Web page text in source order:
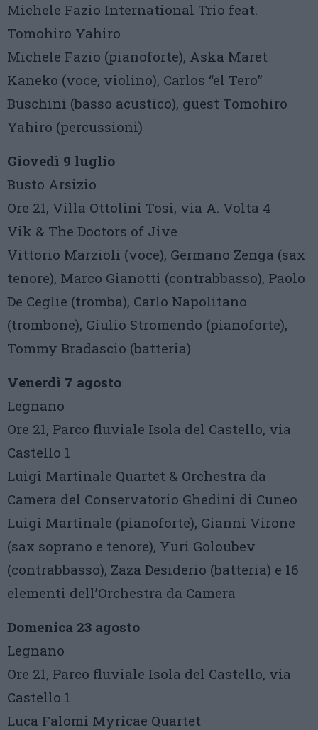
Michele Fazio International Trio feat.
Tomohiro Yahiro
Michele Fazio (pianoforte), Aska Maret
Kaneko (voce, violino), Carlos “el Tero”
Buschini (basso acustico), guest Tomohiro
Yahiro (percussioni)
Giovedì 9 luglio
Busto Arsizio
Ore 21, Villa Ottolini Tosi, via A. Volta 4
Vik & The Doctors of Jive
Vittorio Marzioli (voce), Germano Zenga (sax
tenore), Marco Gianotti (contrabbasso), Paolo
De Ceglie (tromba), Carlo Napolitano
(trombone), Giulio Stromendo (pianoforte),
Tommy Bradascio (batteria)
Venerdì 7 agosto
Legnano
Ore 21, Parco fluviale Isola del Castello, via
Castello 1
Luigi Martinale Quartet & Orchestra da
Camera del Conservatorio Ghedini di Cuneo
Luigi Martinale (pianoforte), Gianni Virone
(sax soprano e tenore), Yuri Goloubev
(contrabbasso), Zaza Desiderio (batteria) e 16
elementi dell’Orchestra da Camera
Domenica 23 agosto
Legnano
Ore 21, Parco fluviale Isola del Castello, via
Castello 1
Luca Falomi Myricae Quartet